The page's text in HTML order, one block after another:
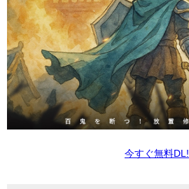
今すぐ無料DL!